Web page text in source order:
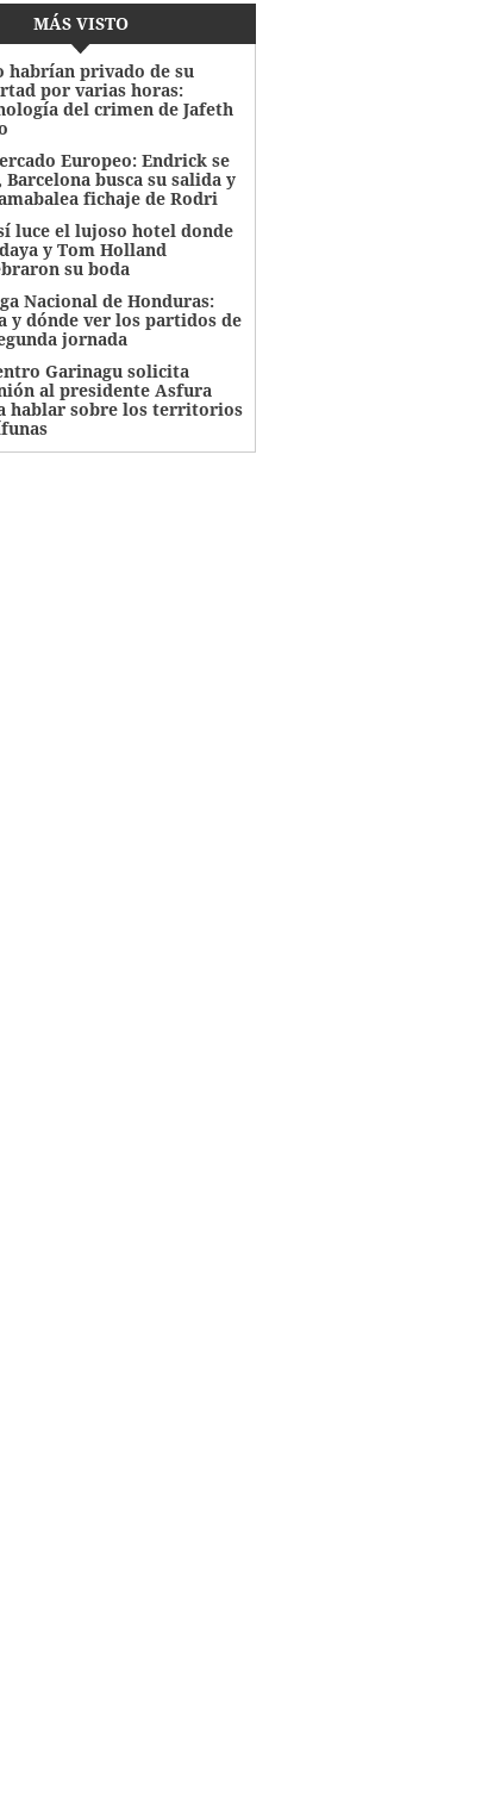
MÁS VISTO
habrían privado de su
por varias horas:
del crimen de Jafeth
Europeo: Endrick se
busca su salida y
fichaje de Rodri
luce el lujoso hotel donde
y Tom Holland
su boda
Nacional de Honduras:
y dónde ver los partidos de
jornada
Garinagu solicita
al presidente Asfura
hablar sobre los territorios